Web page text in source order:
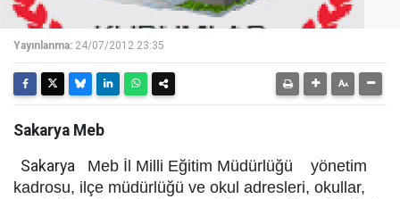
Yayınlanma: 24/07/2012 23:35
Sakarya Meb
Sakarya
Meb İl Milli Eğitim Müdürlüğü yönetim
kadrosu, ilçe müdürlüğü ve okul adresleri, okullar,